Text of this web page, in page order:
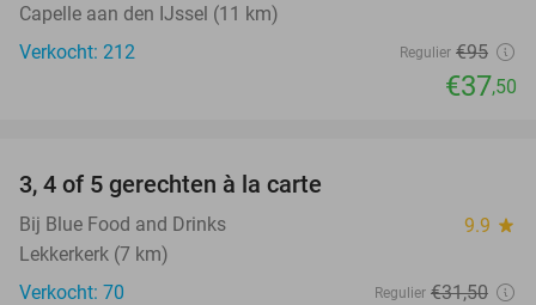
Capelle aan den IJssel (11 km)
Verkocht: 212
Regulier €95
€37,50
3, 4 of 5 gerechten à la carte
Bij Blue Food and Drinks 9.9 star
Lekkerkerk (7 km)
Verkocht: 70
Regulier €31,50